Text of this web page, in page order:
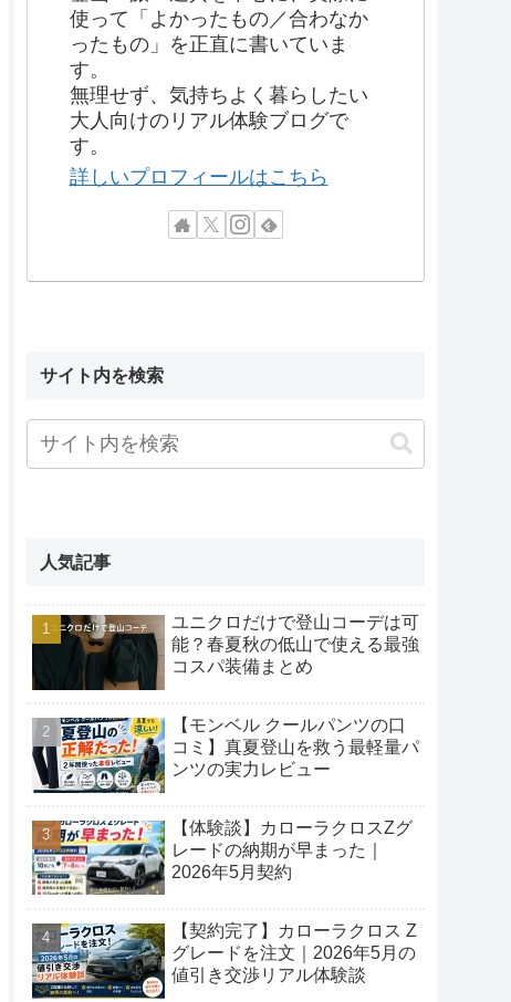
使って「よかったもの／合わなか
ったもの」を正直に書いていま
す。
無理せず、気持ちよく暮らしたい
大人向けのリアル体験ブログで
す。
詳しいプロフィールはこちら
サイト内を検索
人気記事
ユニクロだけで登山コーデは可
能？春夏秋の低山で使える最強
コスパ装備まとめ
【モンベル クールパンツの口
コミ】真夏登山を救う最軽量パ
ンツの実力レビュー
【体験談】カローラクロスZグ
レードの納期が早まった｜
2026年5月契約
【契約完了】カローラクロス Z
グレードを注文｜2026年5月の
値引き交渉リアル体験談